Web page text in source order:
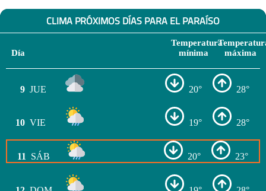
CLIMA PRÓXIMOS DÍAS PARA EL PARAÍSO
Día
Temperatura
mínima
máxima
9 JUE 20° 28°
10 VIE 19° 28°
11 SÁB 20° 23°